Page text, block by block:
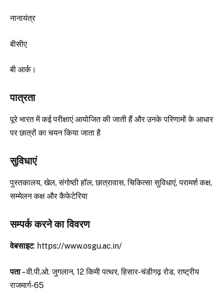
नानायंत्र
बीसीए
बी आर्क।
पात्रता
पूरे भारत में कई परीक्षाएं आयोजित की जाती हैं और उनके परिणामों के आधार
पर छात्रों का चयन किया जाता है
सुविधाएं
पुस्तकालय, खेल, संगोष्ठी हॉल, छात्रावास, चिकित्सा सुविधाएं, परामर्श कक्ष,
सम्मेलन कक्ष और कैफेटेरिया
सम्पर्क करने का विवरण
वेबसाइट: https://www.osgu.ac.in/
पता– वी.पी.ओ. जुगलान, 12 किमी पत्थर, हिसार-चंडीगढ़ रोड, राष्ट्रीय
राजमार्ग-65